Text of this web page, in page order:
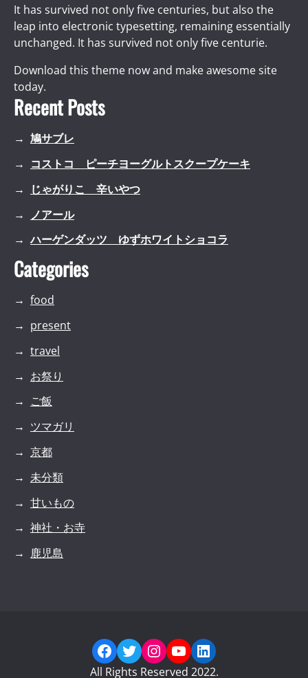
It has survived not only five centuries, but also the
leap into electronic typesetting, remaining essentially
unchanged. It has survived not only five centurie.
Download this theme now and make awesome site
today.
Recent Posts
鳩サブレ
コストコ ピーチヨーグルトスクープケーキ
じゃがりこ 辛いやつ
ノアール
ハーゲンダッツ ゆずホワイトショコラ
Categories
food
present
travel
お祭り
ご飯
ツマガリ
京都
未分類
甘いもの
神社・お寺
鹿児島
Facebook
Twitter
Instagram
YouTube
LinkedIn
All Rights Reserved 2022.